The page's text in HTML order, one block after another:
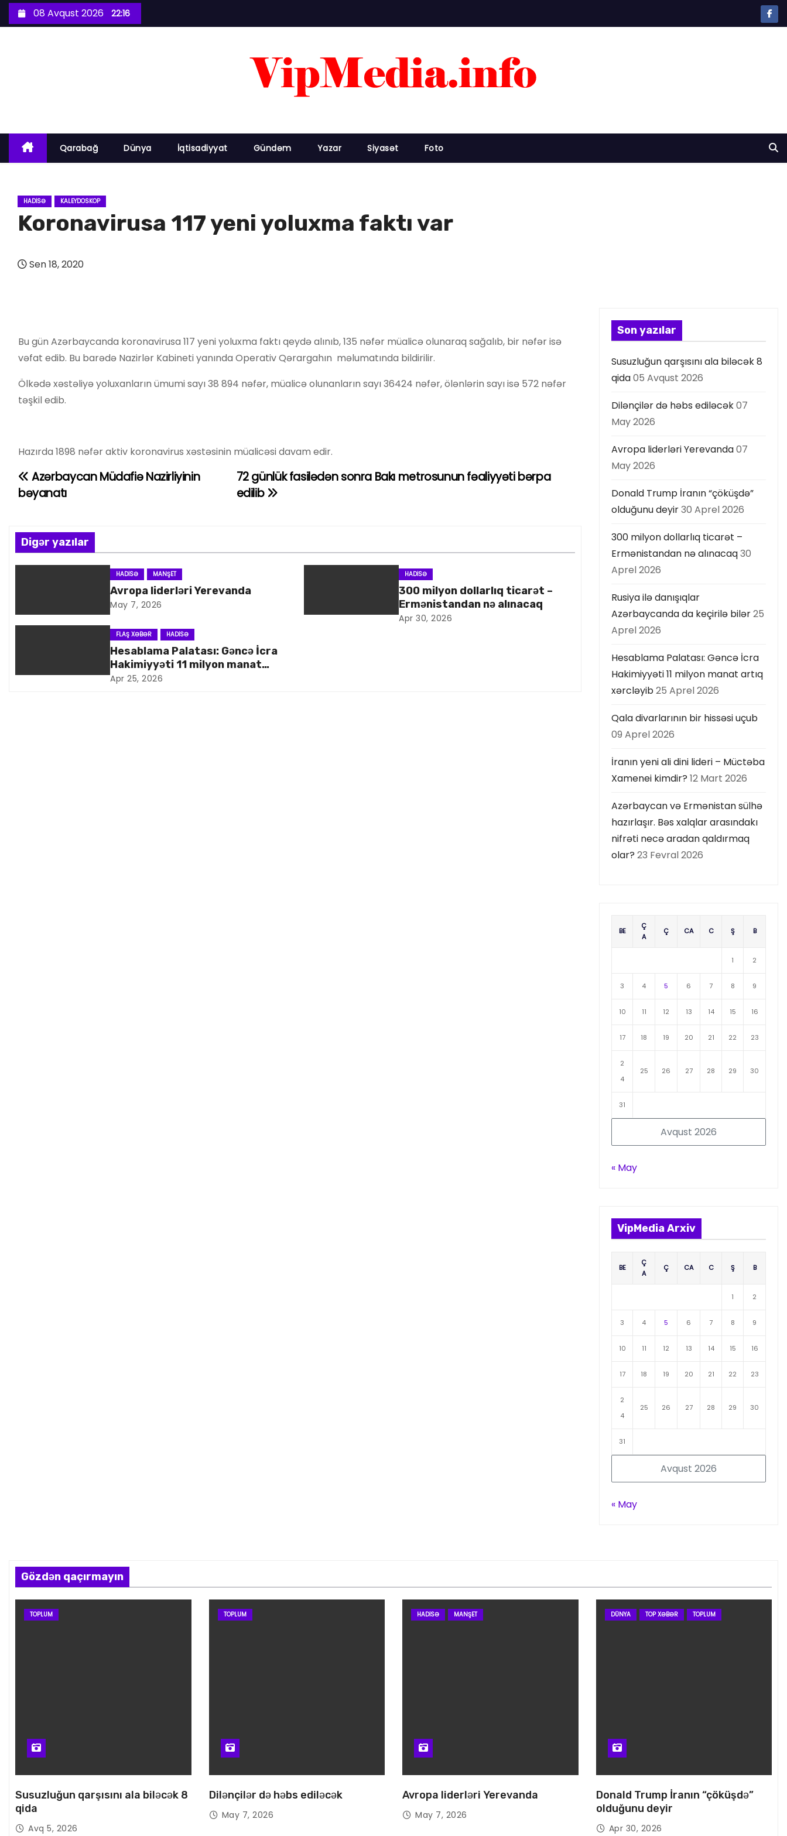
k
08 Avqust 2026 22:16
Qarabağ Dünya İqtisadiyyat Gündəm Yazar Siyasət Foto
HADISƏ KALEYDOSKOP
Koronavirusa 117 yeni yoluxma faktı var
Sen 18, 2020
Bu gün Azərbaycanda koronavirusa 117 yeni yoluxma faktı qeydə alınıb, 135 nəfər müalicə olunaraq sağalıb, bir nəfər isə
vəfat edib. Bu barədə Nazirlər Kabineti yanında Operativ Qərargahın məlumatında bildirilir.
Ölkədə xəstəliyə yoluxanların ümumi sayı 38 894 nəfər, müalicə olunanların sayı 36424 nəfər, ölənlərin sayı isə 572 nəfər
təşkil edib.
Hazırda 1898 nəfər aktiv koronavirus xəstəsinin müalicəsi davam edir.
Y
z
ı
v
q
72 günlük fasilədən sonra Bakı metrosunun fəaliyyəti bərpa
edilib
Azərbaycan Müdafiə Nazirliyinin
bəyanatı
Digər yazılar
HADISƏ MANŞET
Avropa liderləri Yerevanda
May 7, 2026
HADISƏ
300 milyon dollarlıq ticarət –
Ermənistandan nə alınacaq
Apr 30, 2026
FLAŞ XƏBƏR HADISƏ
Hesablama Palatası: Gəncə İcra
Hakimiyyəti 11 milyon manat
artıq xərcləyib
Apr 25, 2026
Son yazılar
Susuzluğun qarşısını ala biləcək 8
qida05 Avqust 2026
Dilənçilər də həbs ediləcək07
May 2026
Avropa liderləri Yerevanda07
May 2026
Donald Trump İranın “çöküşdə”
olduğunu deyir30 Aprel 2026
300 milyon dollarlıq ticarət –
Ermənistandan nə alınacaq30
Aprel 2026
Rusiya ilə danışıqlar
Azərbaycanda da keçirilə bilər25
Aprel 2026
Hesablama Palatası: Gəncə İcra
Hakimiyyəti 11 milyon manat artıq
xərcləyib25 Aprel 2026
Qala divarlarının bir hissəsi uçub
09 Aprel 2026
İranın yeni ali dini lideri – Müctəba
Xamenei kimdir? 12 Mart 2026
Azərbaycan və Ermənistan sülhə
hazırlaşır. Bəs xalqlar arasındakı
nifrəti necə aradan qaldırmaq
olar? 23 Fevral 2026
Avqust 2026
BE
Ç
A
Ç CA C Ş B
1 2
3 4 5 6 7 8 9
10 11 12 13 14 15 16
17 18 19 20 21 22 23
2
4
25 26 27 28 29 30
31
« May
VipMedia Arxiv
Avqust 2026
BE
Ç
A
Ç CA C Ş B
1 2
3 4 5 6 7 8 9
10 11 12 13 14 15 16
17 18 19 20 21 22 23
2
4
25 26 27 28 29 30
31
« May
Gözdən qaçırmayın
TOPLUM
Susuzluğun qarşısını ala biləcək 8
qida
Avq 5, 2026
TOPLUM
Dilənçilər də həbs ediləcək
May 7, 2026
HADISƏ MANŞET
Avropa liderləri Yerevanda
May 7, 2026
DÜNYA TOP XƏBƏR TOPLUM
Donald Trump İranın “çöküşdə”
olduğunu deyir
Apr 30, 2026